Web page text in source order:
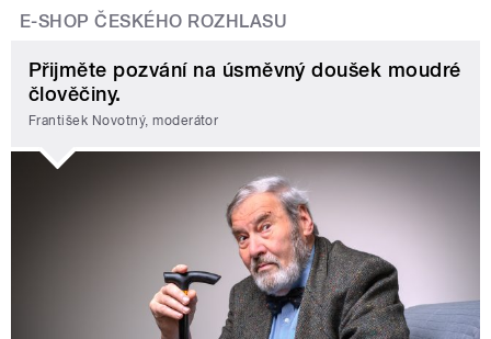
E-SHOP ČESKÉHO ROZHLASU
Přijměte pozvání na úsměvný doušek moudré
člověčiny.
František Novotný, moderátor